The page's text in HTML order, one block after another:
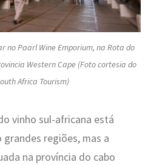
no Paarl Wine Emporium, na Rota do
Western Cape (Foto cortesia do
Africa Tourism)
vinho sul-africana está
regiões, mas a
na província do cabo